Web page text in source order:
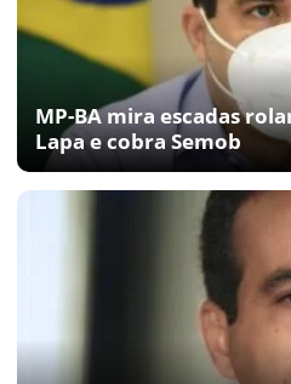
MP-BA mira escadas
Lapa e cobra Semob